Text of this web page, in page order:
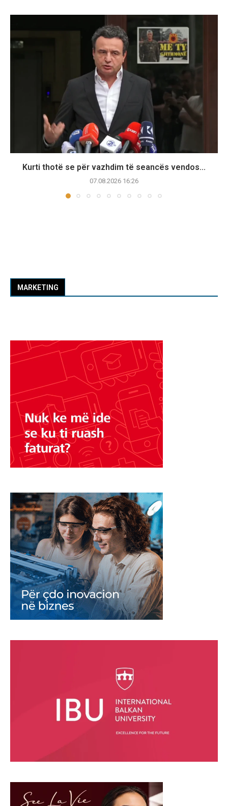
Kurti thotë se për vazhdim të seancës vendos...
07.08.2026 16:26
MARKETING